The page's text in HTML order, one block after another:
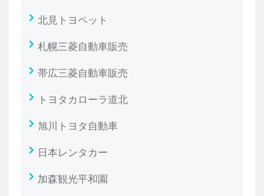
北見トヨペット
札幌三菱自動車販売
帯広三菱自動車販売
トヨタカローラ道北
旭川トヨタ自動車
日本レンタカー
加森観光平和園